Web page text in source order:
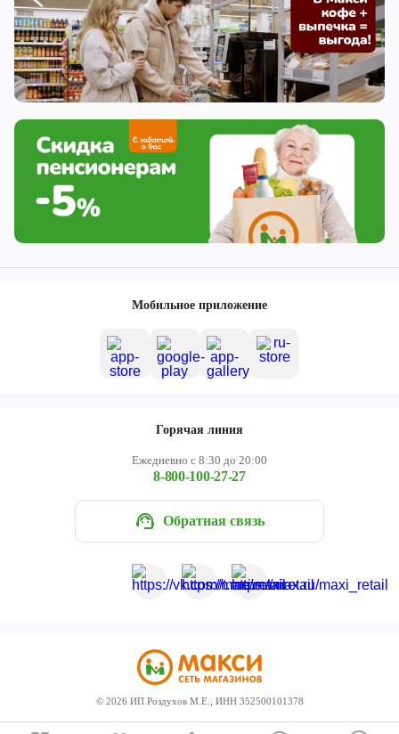
Мобильное приложение
Горячая линия
Ежедневно с 8:30 до 20:00
8-800-100-27-27
Обратная связь
© 2026 ИП Роздухов М.Е., ИНН 352500101378